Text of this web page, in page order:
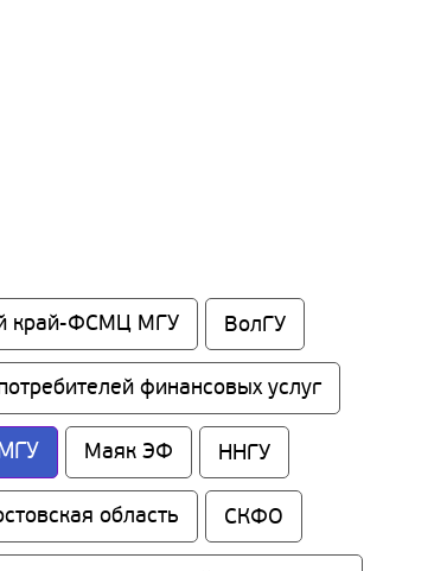
край-ФСМЦ МГУ ВолГУ
финансовых услуг
Маяк ЭФ ННГУ
область СКФО